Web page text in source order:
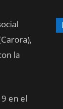
la
en el